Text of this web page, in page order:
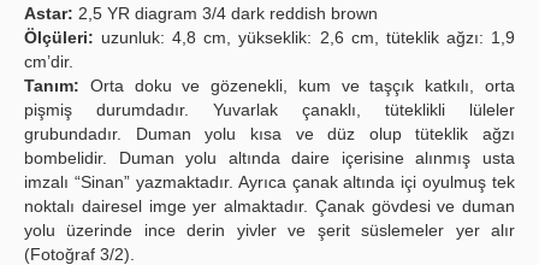
Astar: 2,5 YR diagram 3/4 dark reddish brown
Ölçüleri: uzunluk: 4,8 cm, yükseklik: 2,6 cm, tüteklik ağzı: 1,9
cm’dir.
Tanım: Orta doku ve gözenekli, kum ve taşçık katkılı, orta
pişmiş durumdadır. Yuvarlak çanaklı, tüteklikli lüleler
grubundadır. Duman yolu kısa ve düz olup tüteklik ağzı
bombelidir. Duman yolu altında daire içerisine alınmış usta
imzalı “Sinan” yazmaktadır. Ayrıca çanak altında içi oyulmuş tek
noktalı dairesel imge yer almaktadır. Çanak gövdesi ve duman
yolu üzerinde ince derin yivler ve şerit süslemeler yer alır
(Fotoğraf 3/2).